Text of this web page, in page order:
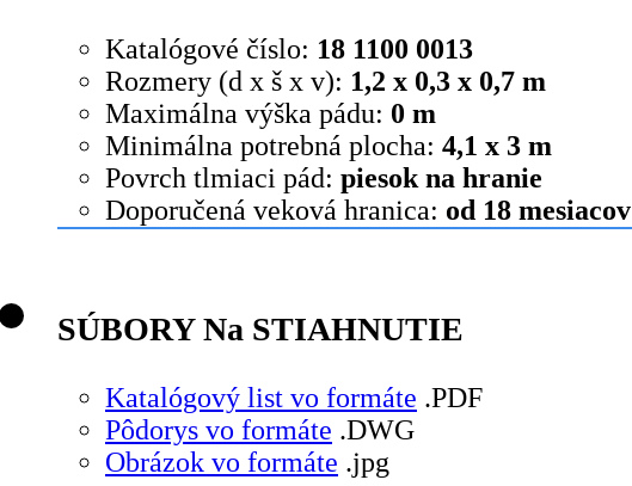
Katalógové číslo: 18 1100 0013
Rozmery (d x š x v): 1,2 x 0,3 x 0,7 m
Maximálna výška pádu: 0 m
Minimálna potrebná plocha: 4,1 x 3 m
Povrch tlmiaci pád: piesok na hranie
Doporučená veková hranica: od 18 mesiacov
SÚBORY Na STIAHNUTIE
Katalógový list vo formáte .PDF
Pôdorys vo formáte .DWG
Obrázok vo formáte .jpg